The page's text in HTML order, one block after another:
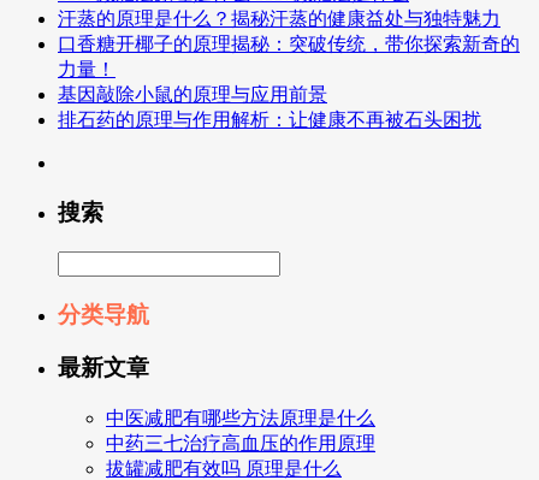
汗蒸的原理是什么？揭秘汗蒸的健康益处与独特魅力
口香糖开椰子的原理揭秘：突破传统，带你探索新奇的
力量！
基因敲除小鼠的原理与应用前景
排石药的原理与作用解析：让健康不再被石头困扰
搜索
分类导航
最新文章
中医减肥有哪些方法原理是什么
中药三七治疗高血压的作用原理
拔罐减肥有效吗 原理是什么